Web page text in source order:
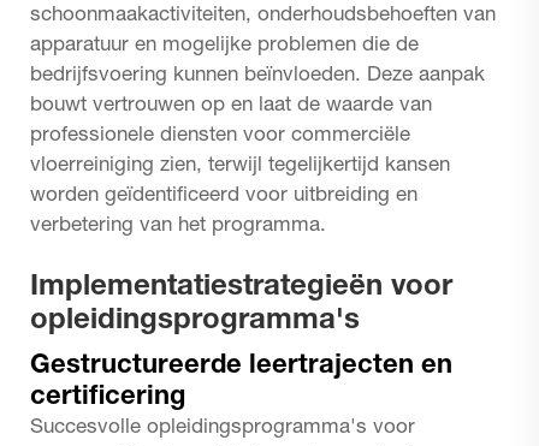
schoonmaakactiviteiten, onderhoudsbehoeften van
apparatuur en mogelijke problemen die de
bedrijfsvoering kunnen beïnvloeden. Deze aanpak
bouwt vertrouwen op en laat de waarde van
professionele diensten voor commerciële
vloerreiniging zien, terwijl tegelijkertijd kansen
worden geïdentificeerd voor uitbreiding en
verbetering van het programma.
Implementatiestrategieën voor
opleidingsprogramma's
Gestructureerde leertrajecten en
certificering
Succesvolle opleidingsprogramma's voor